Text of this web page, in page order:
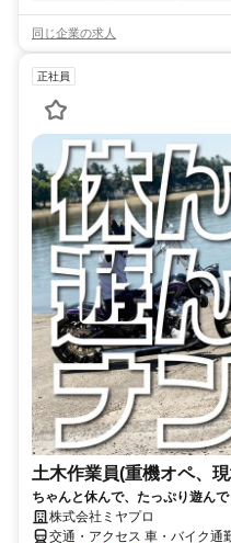
同じ企業の求人
正社員
土木作業員(重機オペ、
ちゃんと休んで、たっぷり遊んで
株式会社ミヤプロ
交通・アクセス 車・バイク通